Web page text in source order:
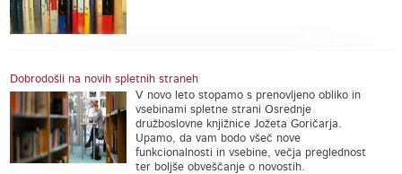
Dobrodošli na novih spletnih straneh
V novo leto stopamo s prenovljeno obliko in
vsebinami spletne strani Osrednje
družboslovne knjižnice Jožeta Goričarja.
Upamo, da vam bodo všeč nove
funkcionalnosti in vsebine, večja preglednost
ter boljše obveščanje o novostih.